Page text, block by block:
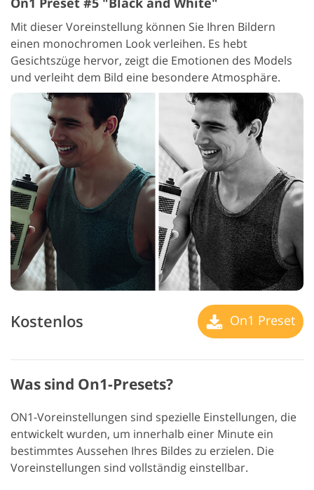
Mit dieser Voreinstellung können Sie Ihren Bildern
einen monochromen Look verleihen. Es hebt
Gesichtszüge hervor, zeigt die Emotionen des Models
und verleiht dem Bild eine besondere Atmosphäre.
Kostenlos On1 Preset
Was sind On1-Presets?
ON1-Voreinstellungen sind spezielle Einstellungen, die
entwickelt wurden, um innerhalb einer Minute ein
bestimmtes Aussehen Ihres Bildes zu erzielen. Die
Voreinstellungen sind vollständig einstellbar.